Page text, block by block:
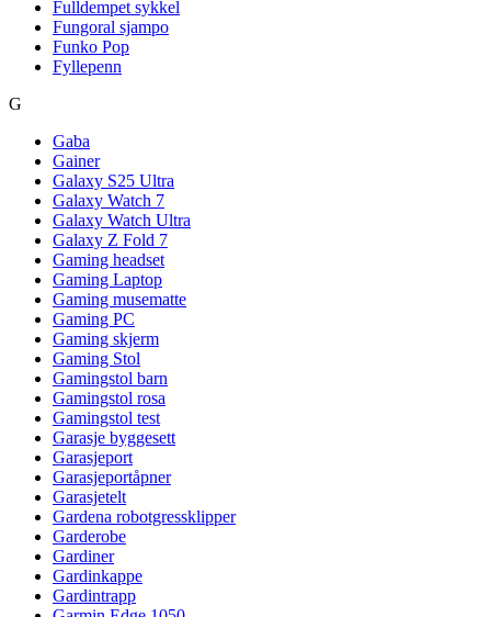
Fulldempet sykkel
Fungoral sjampo
Funko Pop
Fyllepenn
G
Gaba
Gainer
Galaxy S25 Ultra
Galaxy Watch 7
Galaxy Watch Ultra
Galaxy Z Fold 7
Gaming headset
Gaming Laptop
Gaming musematte
Gaming PC
Gaming skjerm
Gaming Stol
Gamingstol barn
Gamingstol rosa
Gamingstol test
Garasje byggesett
Garasjeport
Garasjeportåpner
Garasjetelt
Gardena robotgressklipper
Garderobe
Gardiner
Gardinkappe
Gardintrapp